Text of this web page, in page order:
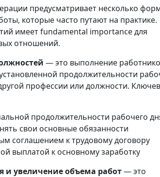
предусматривает несколько
которые часто путают на практике.
имеет fundamental importance для
отношений.
— это выполнение
продолжительности
профессии или должности.
продолжительности рабочего
свои основные обязанности
соглашением к трудовому договору
выплатой к основному заработку
и увеличение объема работ— это